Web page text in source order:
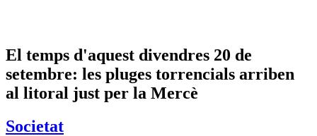
El temps d'aquest divendres 20 de
setembre: les pluges torrencials arriben
al litoral just per la Mercè
Societat